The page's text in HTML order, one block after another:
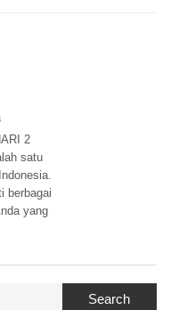
2
satu
berbagai
yang
Search